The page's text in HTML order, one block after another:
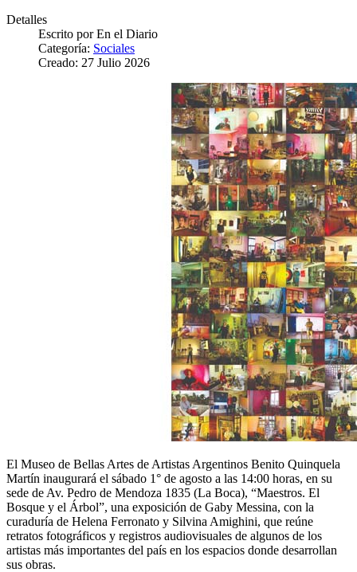
Detalles
Escrito porEn el Diario
Categoría: Sociales
Creado: 27 Julio 2026
El Museo de Bellas Artes de Artistas Argentinos Benito Quinquela
Martín inaugurará el sábado 1° de agosto a las 14:00 horas, en su
sede de Av. Pedro de Mendoza 1835 (La Boca), “Maestros. El
Bosque y el Árbol”, una exposición de Gaby Messina, con la
curaduría de Helena Ferronato y Silvina Amighini, que reúne
retratos fotográficos y registros audiovisuales de algunos de los
artistas más importantes del país en los espacios donde desarrollan
sus obras.